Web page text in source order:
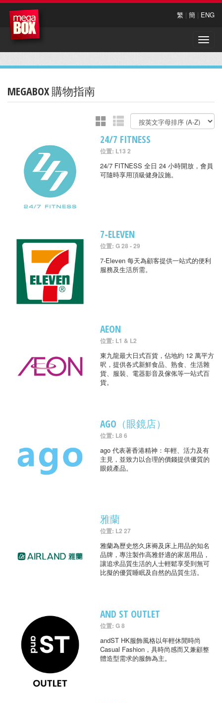
繁 | 簡 | ENG
Toggle
MEGABOX 購物指南
24/7 FITNESS
位置: L13 2
24/7 FITNESS 全日 24 小時開放，會員
可隨時享用頂級健身設施。
7-ELEVEN
位置: G 28 - 29
7-Eleven 每天為顧客提供一站式的便利
服務及生活所需。
AEON
位置: L1 & L2
東九龍最大日式百貨，佔地約 12 萬平方
呎，提供各式新鮮食品、熟食、生活雜
貨、服裝、電器影音及傢俬等一站式百
貨。
AGO（眼鏡店）
位置: L8 6
ago 代表著香港精神：年輕、活力及有
主見，並致力以合理的價錢提供優質的
眼鏡產品。
雅蘭
位置: L2 27
雅蘭為歷史悠久床褥及床上用品的知名
品牌，專注製作高雅舒適的家居用品，
讓追求品質生活的人士輕鬆享受到無可
比擬的優質睡眠及自然的品質生活。
AND ST OUTLET
位置: G 8
andST HK服飾風格以年輕休閒時尚
Casual Fashion，具時尚感而又兼顧整
體造型需求的服飾為主。